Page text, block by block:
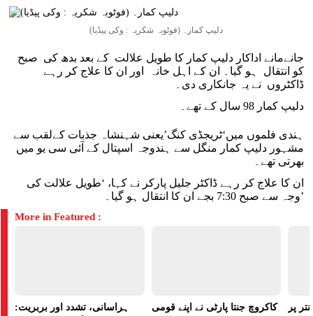
دلیپ کمار۔ (فوٹوبہ شکریہ : وکی پیڈیا)
جانےمانے اداکار دلیپ کمار کا طویل علالت کے بعد بدھ کی صبح
کو انتقال ہو گیا۔ ان کے اہل خانہ اور ان کا علاج کر رہے
ڈاکٹروں نے یہ جانکاری دی۔
دلیپ کمار 98 سال کے تھے۔
ہندی فلموں میں‘ٹریجڈی کنگ’یعنی شہنشاہ جذبات کےلقب سے
مشہور دلیپ کمار منگل سے ہندوجہ اسپتال کے آئی سی یو میں
بھرتی تھے۔
ان کا علاج کر رہے ڈاکٹر جلیل پارکر نے کہا، ‘طویل علالت کی
وجہ سے صبح 7:30 بجے ان کا انتقال ہو گیا۔’
More in Featured :
ہراسانی، تشدد اور بربریت:
کاکروچ جنتا پارٹی نے اپنے قومی
پر